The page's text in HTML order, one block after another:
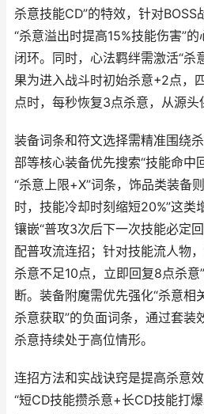
杀意技能CD”的特效，针对
“杀意溢出时提高15%技能伤害”
闭环。同时，心法羁绊需激活“杀
果为进入战斗时初始杀意+2点，
点时，每秒恢复3点杀意，从源头
装备词条和符文选择需精准围绕
部等核心装备优先搜索“技能命中
“杀意上限+X”词条，饰品类装备
时，技能冷却时刻缩短20%”这类
镶嵌“普攻3次后下一次技能必定
配普攻流连招；针对技能流人物
杀意不足10点，立即回复8点杀意
断。装备附魔需优先强化“杀意相
杀意获取”的负面词条，通过套装
杀意持续处于高位情形。
连招方法和实战诀窍是提高杀意
“短CD技能攒杀意+长CD技能打